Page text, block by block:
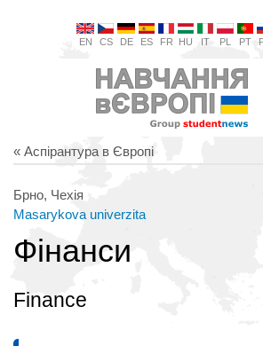
EN CS DE ES FR HU IT PL PT
« Аспірантура в Європі
Брно, Чехія
Masarykova univerzita
Фінанси
Finance